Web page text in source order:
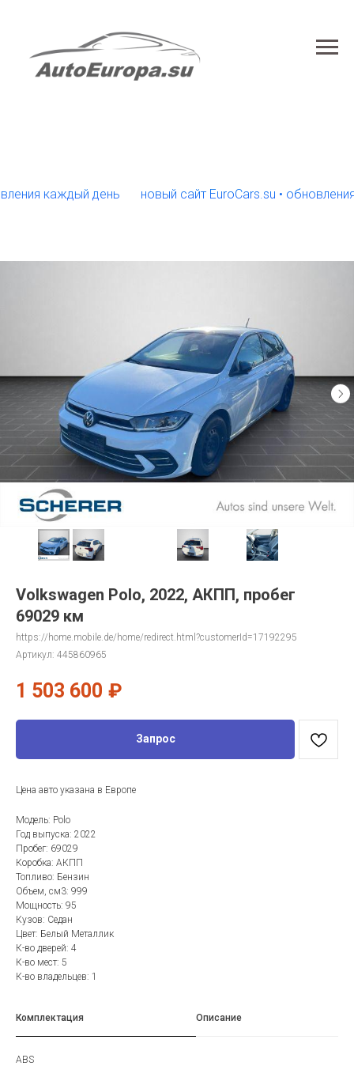
каждый день новый сайт EuroCars.su • обновления
Volkswagen Polo, 2022, АКПП, пробег
69029 км
https://home.mobile.de/home/redirect.html?customerId=17192295
Артикул: 445860965
1 503 600 ₽
Запрос
Цена авто указана в Европе
Модель: Polo
Год выпуска: 2022
Пробег: 69029
Коробка: АКПП
Топливо: Бензин
Объем, см3: 999
Мощность: 95
Кузов: Седан
Цвет: Белый Металлик
К-во дверей: 4
К-во мест: 5
К-во владельцев: 1
Комплектация Описание
ABS